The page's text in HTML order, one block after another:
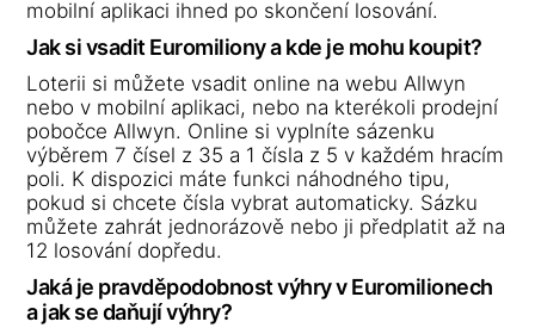
mobilní aplikaci ihned po skončení losování.
Jak si vsadit Euromiliony a kde je mohu koupit?
Loterii si můžete vsadit online na webu Allwyn
nebo v mobilní aplikaci, nebo na kterékoli prodejní
pobočce Allwyn. Online si vyplníte sázenku
výběrem 7 čísel z 35 a 1 čísla z 5 v každém hracím
poli. K dispozici máte funkci náhodného tipu,
pokud si chcete čísla vybrat automaticky. Sázku
můžete zahrát jednorázově nebo ji předplatit až na
12 losování dopředu.
Jaká je pravděpodobnost výhry v Euromilionech
a jak se daňují výhry?